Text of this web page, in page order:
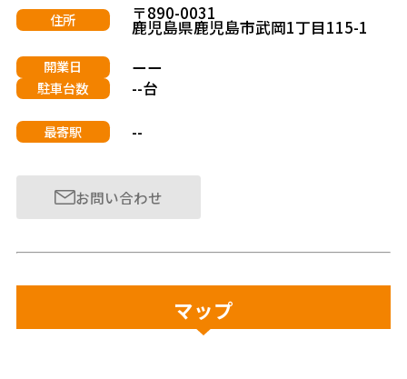
住所 〒890-0031
鹿児島県鹿児島市武岡1丁目115-1
開業日 ーー
駐車台数 --台
最寄駅 --
お問い合わせ
マップ